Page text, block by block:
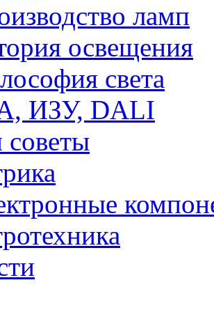
ламп
освещения
света
ИЗУ, DALI